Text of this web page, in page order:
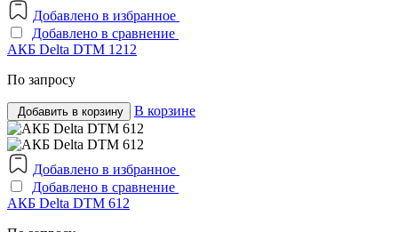
Добавлено в избранное
Добавлено в сравнение
АКБ Delta DTM 1212
По запросу
Добавить в корзину В корзине
Добавлено в избранное
Добавлено в сравнение
АКБ Delta DTM 612